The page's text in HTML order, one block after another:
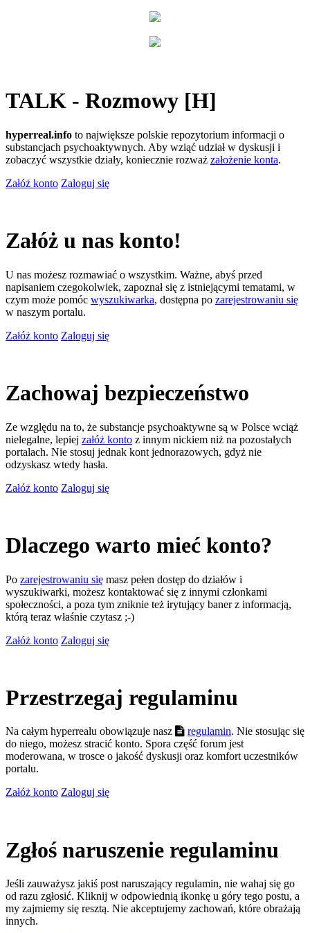
TALK - Rozmowy [H]
hyperreal.info to największe polskie repozytorium informacji o
substancjach psychoaktywnych. Aby wziąć udział w dyskusji i
zobaczyć wszystkie działy, koniecznie rozważ założenie konta.
Załóż konto Zaloguj się
Załóż u nas konto!
U nas możesz rozmawiać o wszystkim. Ważne, abyś przed
napisaniem czegokolwiek, zapoznał się z istniejącymi tematami, w
czym może pomóc wyszukiwarka, dostępna po zarejestrowaniu się
w naszym portalu.
Załóż konto Zaloguj się
Zachowaj bezpieczeństwo
Ze względu na to, że substancje psychoaktywne są w Polsce wciąż
nielegalne, lepiej załóż konto z innym nickiem niż na pozostałych
portalach. Nie stosuj jednak kont jednorazowych, gdyż nie
odzyskasz wtedy hasła.
Załóż konto Zaloguj się
Dlaczego warto mieć konto?
Po zarejestrowaniu się masz pełen dostęp do działów i
wyszukiwarki, możesz kontaktować się z innymi członkami
społeczności, a poza tym zniknie też irytujący baner z informacją,
którą teraz właśnie czytasz ;-)
Załóż konto Zaloguj się
Przestrzegaj regulaminu
Na całym hyperrealu obowiązuje nasz regulamin. Nie stosując się
do niego, możesz stracić konto. Spora część forum jest
moderowana, w trosce o jakość dyskusji oraz komfort uczestników
portalu.
Załóż konto Zaloguj się
Zgłoś naruszenie regulaminu
Jeśli zauważysz jakiś post naruszający regulamin, nie wahaj się go
od razu zgłosić. Kliknij w odpowiednią ikonkę u góry tego postu, a
my zajmiemy się resztą. Nie akceptujemy zachowań, które obrażają
innych.